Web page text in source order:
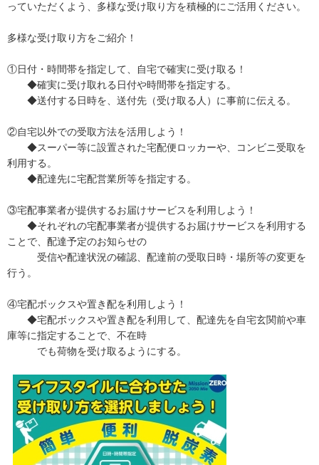
っていただくよう、多様な受け取り方を積極的にご活用ください。
多様な受け取り方をご紹介！
①日付・時間帯を指定して、自宅で確実に受け取る！
◆確実に受け取れる日付や時間帯を指定する。
◆送付する日時を、送付先（受け取る人）に事前に伝える。
②自宅以外での受取方法を活用しよう！
◆スーパー等に設置された宅配便ロッカーや、コンビニ受取を
利用する。
◆配達先に宅配営業所等を指定する。
③宅配事業者が提供するお届けサービスを利用しよう！
◆それぞれの宅配事業者が提供するお届けサービスを利用する
ことで、配達予定のお知らせの
受信や配達状況の確認、配達前の受取日時・場所等の変更を
行う。
④宅配ボックスや置き配を利用しよう！
◆宅配ボックスや置き配を利用して、配達先を自宅玄関前や車
庫等に指定することで、不在時
でも荷物を受け取るようにする。